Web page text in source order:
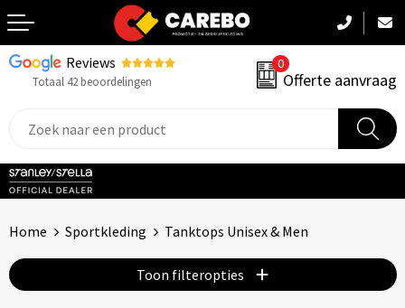
Reviews
Totaal 42 beoordelingen
0
Offerte aanvraag
Terug
Sportkleding
PBM
Caps, Mutsen & Sjaals
Home Sportkleding Tanktops Unisex & Men
Toon filteropties